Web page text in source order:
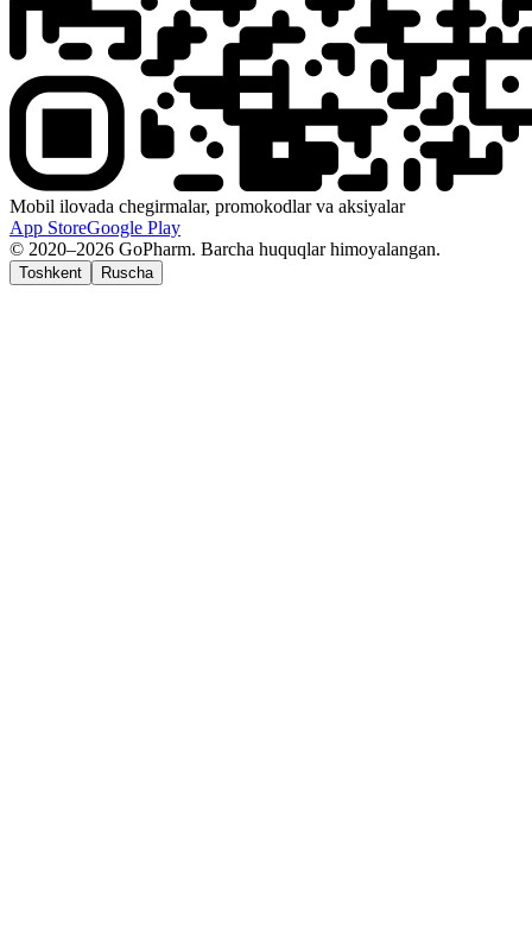
Mobil ilovada chegirmalar, promokodlar va aksiyalar
App StoreGoogle Play
© 2020–2026 GoPharm. Barcha huquqlar himoyalangan.
Toshkent Ruscha